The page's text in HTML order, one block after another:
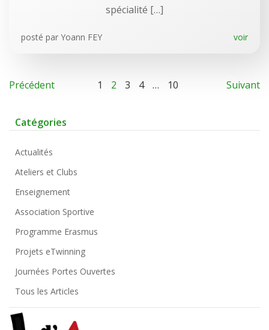
spécialité […]
posté par Yoann FEY voir
Précédent 1 2 3 4 … 10 Suivant
Catégories
Actualités
Ateliers et Clubs
Enseignement
Association Sportive
Programme Erasmus
Projets eTwinning
Journées Portes Ouvertes
Tous les Articles